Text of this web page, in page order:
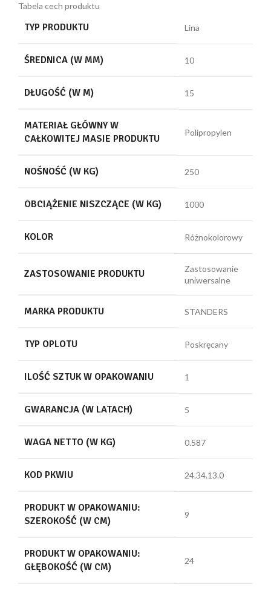
Tabela cech produktu
TYP PRODUKTU Lina
ŚREDNICA (W MM) 10
DŁUGOŚĆ (W M) 15
MATERIAŁ GŁÓWNY W
CAŁKOWITEJ MASIE PRODUKTU
Polipropylen
NOŚNOŚĆ (W KG) 250
OBCIĄŻENIE NISZCZĄCE (W KG) 1000
KOLOR Różnokolorowy
ZASTOSOWANIE PRODUKTU
Zastosowanie
uniwersalne
MARKA PRODUKTU STANDERS
TYP OPLOTU Poskręcany
ILOŚĆ SZTUK W OPAKOWANIU 1
GWARANCJA (W LATACH) 5
WAGA NETTO (W KG) 0.587
KOD PKWIU 24.34.13.0
PRODUKT W OPAKOWANIU:
SZEROKOŚĆ (W CM)
9
PRODUKT W OPAKOWANIU:
GŁĘBOKOŚĆ (W CM)
24